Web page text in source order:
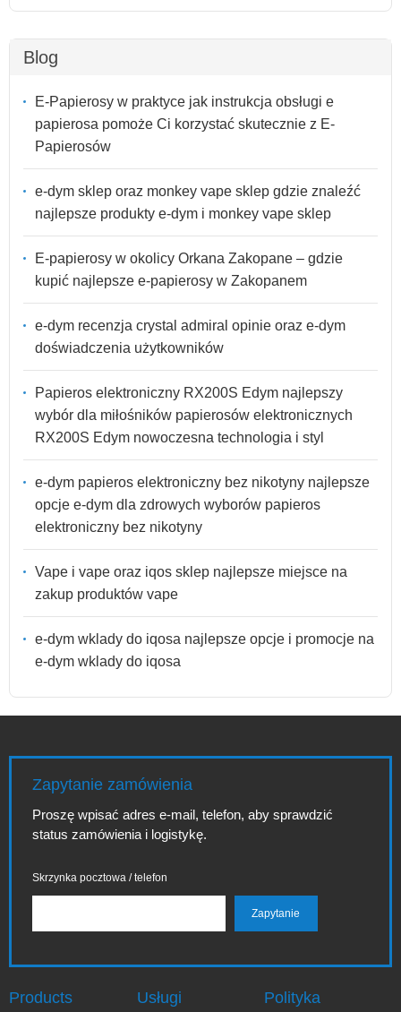
Blog
E-Papierosy w praktyce jak instrukcja obsługi e
papierosa pomoże Ci korzystać skutecznie z E-
Papierosów
e-dym sklep oraz monkey vape sklep gdzie znaleźć
najlepsze produkty e-dym i monkey vape sklep
E-papierosy w okolicy Orkana Zakopane – gdzie
kupić najlepsze e-papierosy w Zakopanem
e-dym recenzja crystal admiral opinie oraz e-dym
doświadczenia użytkowników
Papieros elektroniczny RX200S Edym najlepszy
wybór dla miłośników papierosów elektronicznych
RX200S Edym nowoczesna technologia i styl
e-dym papieros elektroniczny bez nikotyny najlepsze
opcje e-dym dla zdrowych wyborów papieros
elektroniczny bez nikotyny
Vape i vape oraz iqos sklep najlepsze miejsce na
zakup produktów vape
e-dym wklady do iqosa najlepsze opcje i promocje na
e-dym wklady do iqosa
Zapytanie zamówienia
Proszę wpisać adres e-mail, telefon, aby sprawdzić
status zamówienia i logistykę.
Skrzynka pocztowa / telefon
Products Usługi Polityka